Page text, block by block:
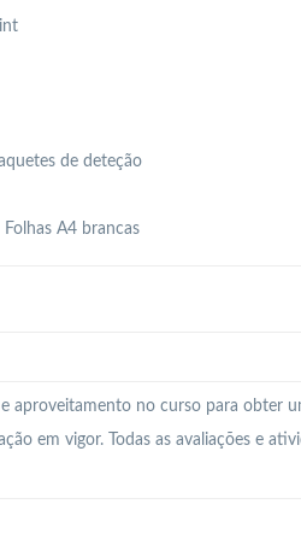
de deteção
A4 brancas
aproveitamento no curso para obter
em vigor. Todas as avaliações e